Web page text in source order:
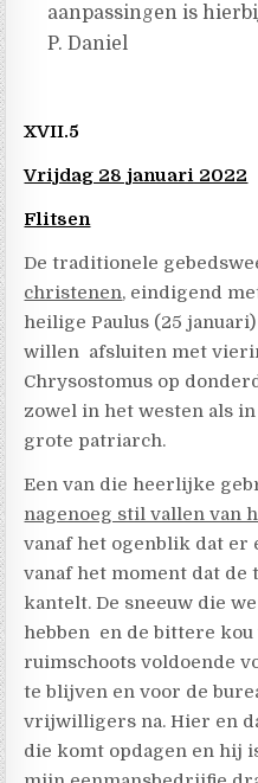
aanpassingen is
P. Daniel
XVII.5
Vrijdag 28 januari 2022
Flitsen
De traditionele
christenen, eindigend
heilige Paulus (25
willen afsluiten met
Chrysostomus op
zowel in het westen als
grote patriarch.
Een van die heerlijke
nagenoeg stil vallen van
vanaf het ogenblik dat er
vanaf het moment dat de
kantelt. De sneeuw die
hebben en de bittere kou
ruimschoots voldoende
te blijven en voor de
vrijwilligers na. Hier en
die komt opdagen en hij